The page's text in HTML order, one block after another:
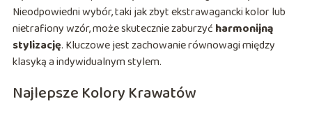
Nieodpowiedni wybór, taki jak zbyt ekstrawagancki kolor lub
nietrafiony wzór, może skutecznie zaburzyć harmonijną
stylizację. Kluczowe jest zachowanie równowagi między
klasyką a indywidualnym stylem.
Najlepsze Kolory Krawatów